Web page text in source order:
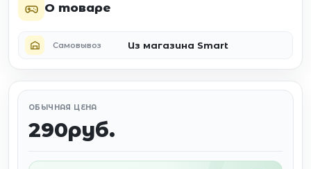
О товаре
Самовывоз Из магазина Smart
ОБЫЧНАЯ ЦЕНА
290руб.